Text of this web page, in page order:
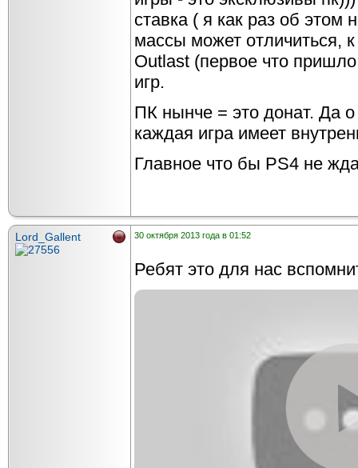
ставка ( я как раз об этом
массы может отличиться,
Outlast (первое что
игр.
ПК нынче = это донат. Да
каждая игра имеет
Главное что бы PS4 не
Lord_Gallent 30 октября 2013 года в 01:52
Ребят это для нас